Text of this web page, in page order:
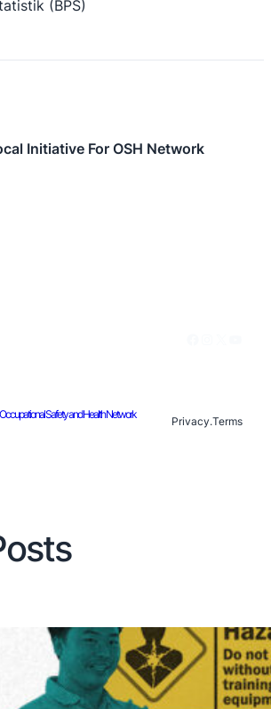
(BPS)
Initiative For OSH Network
Occupational Safety and Health Network
Privacy.Terms